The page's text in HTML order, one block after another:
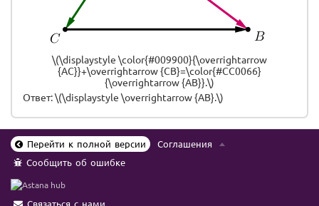
\(\displaystyle \color{#009900}{\overrightarrow
{AC}}+\overrightarrow {CB}=\color{#CC0066}
{\overrightarrow {AB}}.\)
Ответ: \(\displaystyle \overrightarrow {AB}.\)
Перейти к полной версии
Соглашения
Сообщить об ошибке
Связаться с нами